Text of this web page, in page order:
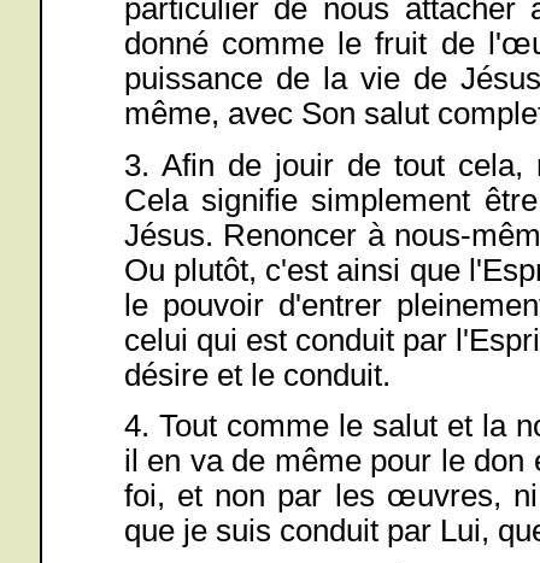
particulier de nous
donné comme le fruit de
puissance de la vie de
même, avec Son salut
3. Afin de jouir de tout cela,
Cela signifie simplement
Jésus. Renoncer à nous-
Ou plutôt, c'est ainsi que
le pouvoir d'entrer
celui qui est conduit par
désire et le conduit.
4. Tout comme le salut et la
il en va de même pour le
foi, et non par les œuvres,
que je suis conduit par Lui,